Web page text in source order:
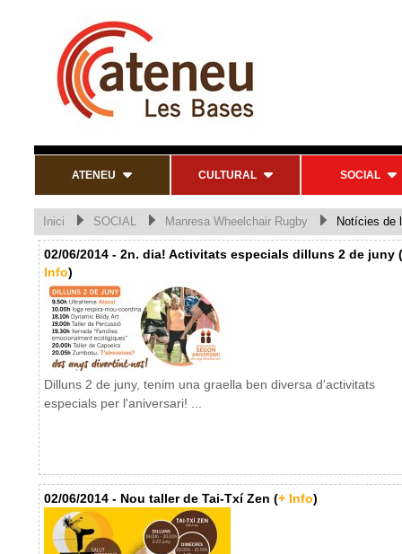
ATENEU CULTURAL SOCIAL
Inici SOCIAL Manresa Wheelchair Rugby Notícies de
02/06/2014 - 2n. dia! Activitats especials dilluns 2 de juny (
Info)
Dilluns 2 de juny, tenim una graella ben diversa d'activitats
especials per l'aniversari! ...
02/06/2014 - Nou taller de Tai-Txí Zen (+ Info)